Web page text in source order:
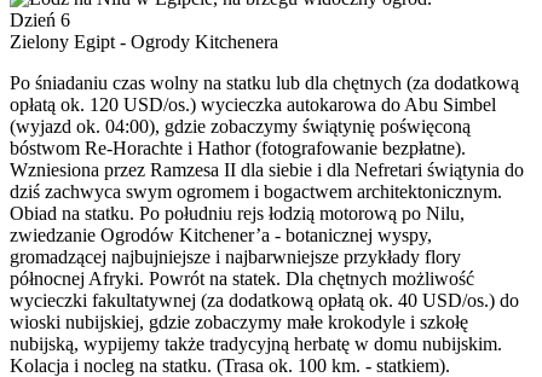
Dzień 6
Zielony Egipt - Ogrody Kitchenera
Po śniadaniu czas wolny na statku lub dla chętnych (za dodatkową
opłatą ok. 120 USD/os.) wycieczka autokarowa do Abu Simbel
(wyjazd ok. 04:00), gdzie zobaczymy świątynię poświęconą
bóstwom Re-Horachte i Hathor (fotografowanie bezpłatne).
Wzniesiona przez Ramzesa II dla siebie i dla Nefretari świątynia do
dziś zachwyca swym ogromem i bogactwem architektonicznym.
Obiad na statku. Po południu rejs łodzią motorową po Nilu,
zwiedzanie Ogrodów Kitchener’a - botanicznej wyspy,
gromadzącej najbujniejsze i najbarwniejsze przykłady flory
północnej Afryki. Powrót na statek. Dla chętnych możliwość
wycieczki fakultatywnej (za dodatkową opłatą ok. 40 USD/os.) do
wioski nubijskiej, gdzie zobaczymy małe krokodyle i szkołę
nubijską, wypijemy także tradycyjną herbatę w domu nubijskim.
Kolacja i nocleg na statku. (Trasa ok. 100 km. - statkiem).